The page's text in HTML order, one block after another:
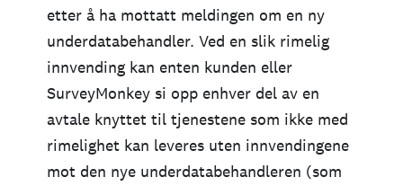
etter å ha mottatt meldingen om en ny
underdatabehandler. Ved en slik rimelig
innvending kan enten kunden eller
SurveyMonkey si opp enhver del av en
avtale knyttet til tjenestene som ikke med
rimelighet kan leveres uten innvendingene
mot den nye underdatabehandleren (som